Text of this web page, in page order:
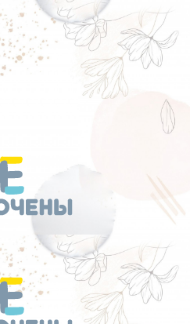
Перейти
к
содержанию